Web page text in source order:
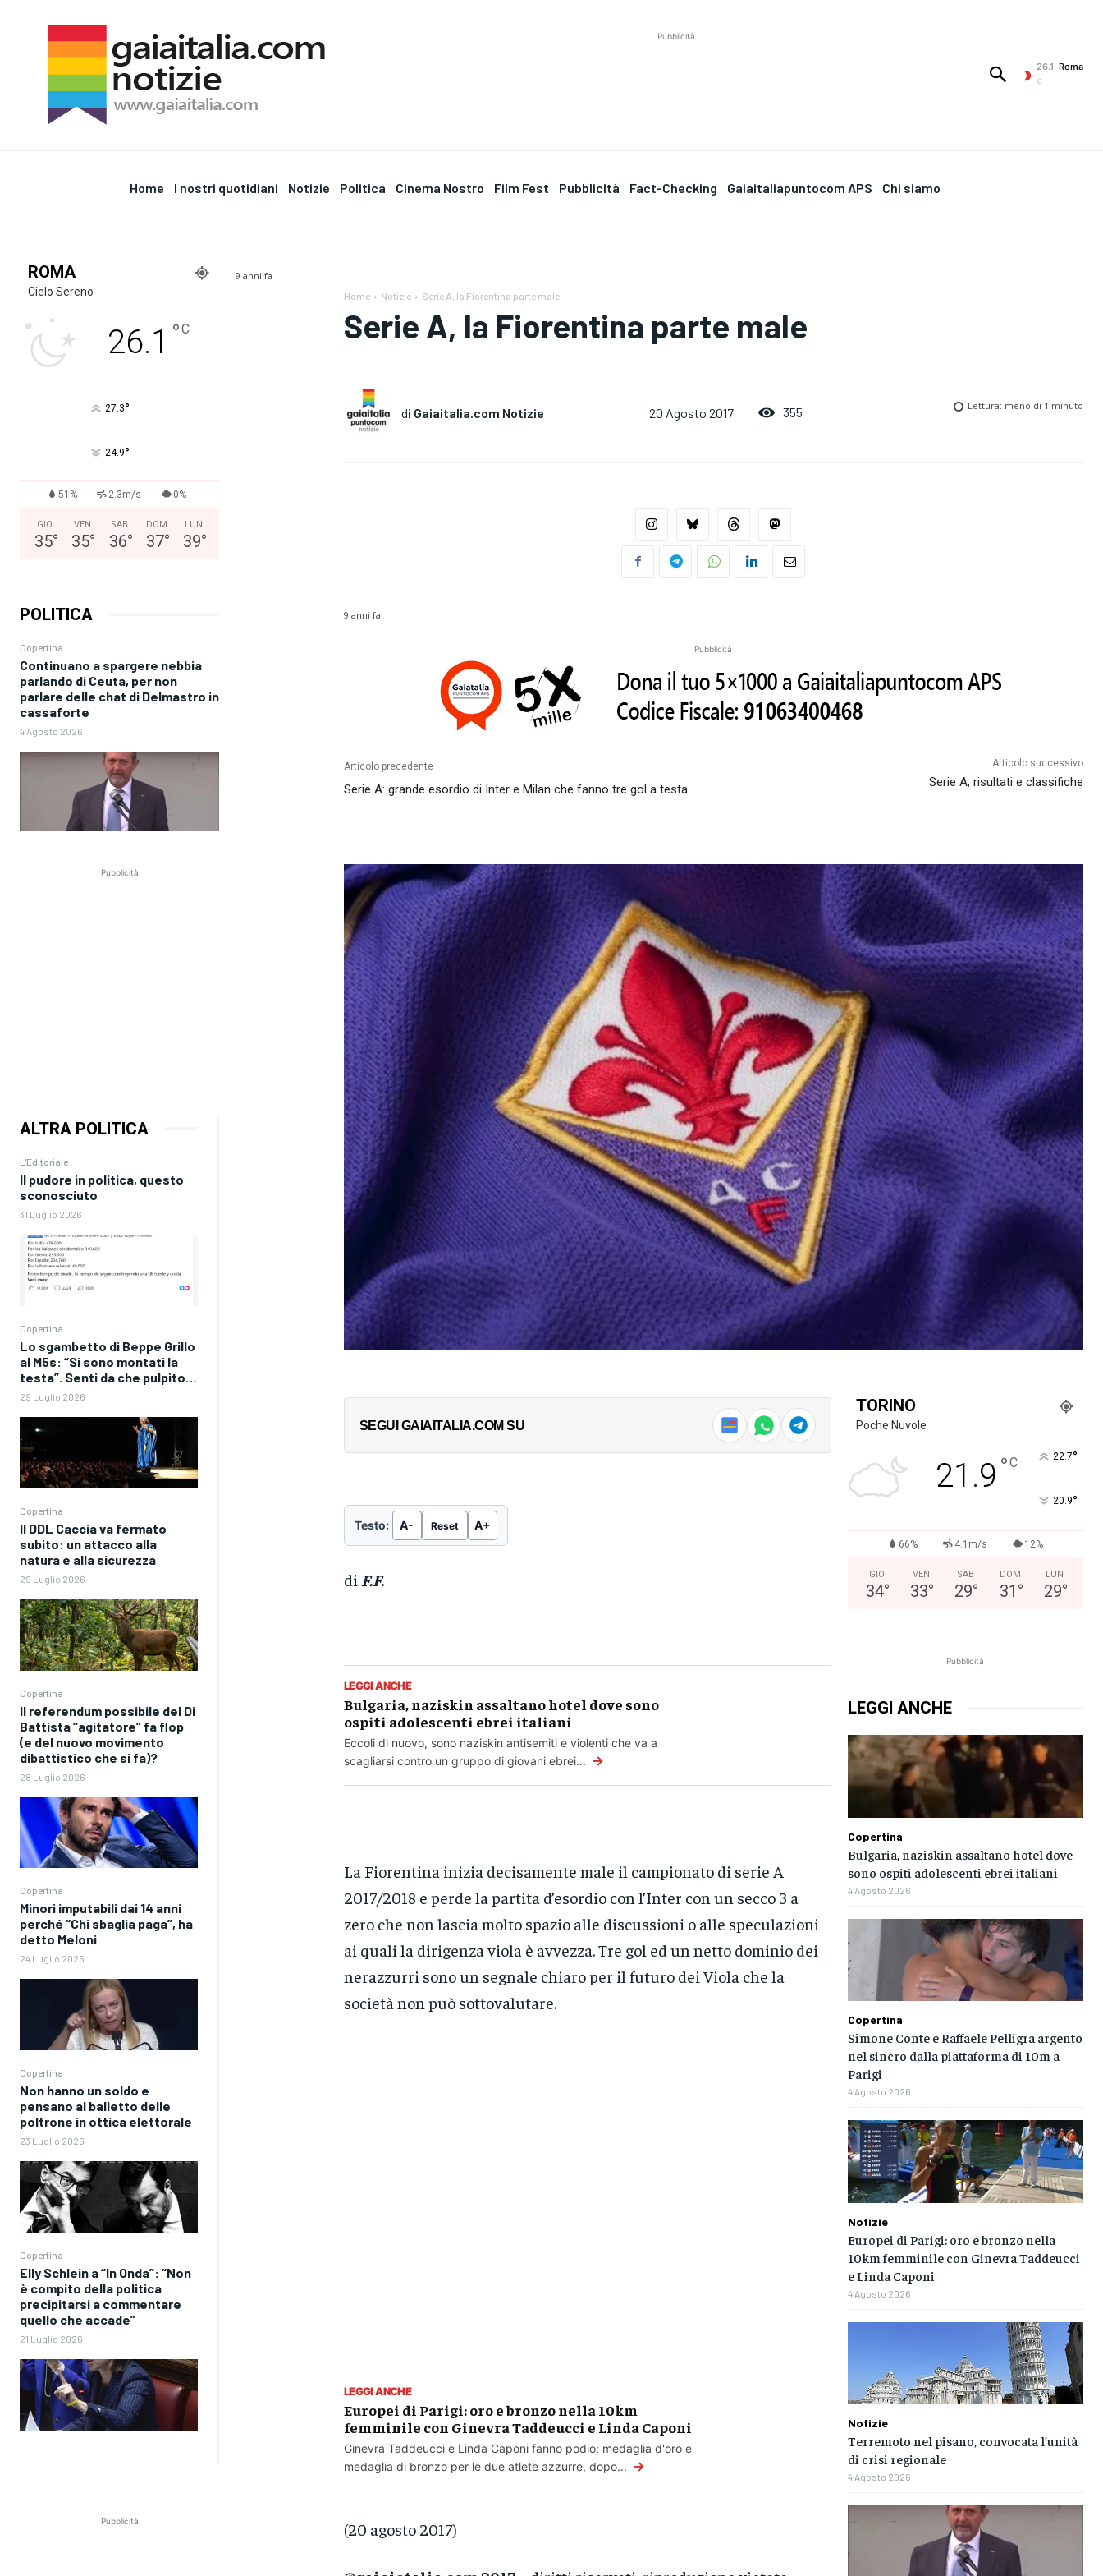
Pubblicità
26.1
C
Roma
Home I nostri quotidiani Notizie Politica Cinema Nostro Film Fest Pubblicità Fact-Checking Gaiaitaliapuntocom APS Chi siamo
ROMA
Cielo Sereno
26.1 °C
27.3°
24.9°
51% 2.3m/s 0%
GIO
35°
VEN
35°
SAB
36°
DOM
37°
LUN
39°
POLITICA
Copertina
Continuano a spargere nebbia
parlando di Ceuta, per non
parlare delle chat di Delmastro in
cassaforte
4 Agosto 2026
Pubblicità
ALTRA POLITICA
L'Editoriale
Il pudore in politica, questo
sconosciuto
31 Luglio 2026
Copertina
Lo sgambetto di Beppe Grillo
al M5s: “Si sono montati la
testa”. Senti da che pulpito…
29 Luglio 2026
Copertina
Il DDL Caccia va fermato
subito: un attacco alla
natura e alla sicurezza
29 Luglio 2026
Copertina
Il referendum possibile del Di
Battista “agitatore” fa flop
(e del nuovo movimento
dibattistico che si fa)?
28 Luglio 2026
Copertina
Minori imputabili dai 14 anni
perché “Chi sbaglia paga”, ha
detto Meloni
24 Luglio 2026
Copertina
Non hanno un soldo e
pensano al balletto delle
poltrone in ottica elettorale
23 Luglio 2026
Copertina
Elly Schlein a “In Onda”: “Non
è compito della politica
precipitarsi a commentare
quello che accade”
21 Luglio 2026
Pubblicità
9 anni fa
Home Notizie Serie A, la Fiorentina parte male
Serie A, la Fiorentina parte male
di Gaiaitalia.com Notizie 20 Agosto 2017 355 Lettura: meno di 1 minuto
9 anni fa
Pubblicità
Articolo precedente
Serie A: grande esordio di Inter e Milan che fanno tre gol a testa
Articolo successivo
Serie A, risultati e classifiche
SEGUI GAIAITALIA.COM SU
Testo: A- Reset A+
di F.F.
LEGGI ANCHE
Bulgaria, naziskin assaltano hotel dove sono
ospiti adolescenti ebrei italiani
Eccoli di nuovo, sono naziskin antisemiti e violenti che va a
scagliarsi contro un gruppo di giovani ebrei... →
La Fiorentina inizia decisamente male il campionato di serie A
2017/2018 e perde la partita d’esordio con l’Inter con un secco 3 a
zero che non lascia molto spazio alle discussioni o alle speculazioni
ai quali la dirigenza viola è avvezza. Tre gol ed un netto dominio dei
nerazzurri sono un segnale chiaro per il futuro dei Viola che la
società non può sottovalutare.
LEGGI ANCHE
Europei di Parigi: oro e bronzo nella 10km
femminile con Ginevra Taddeucci e Linda Caponi
Ginevra Taddeucci e Linda Caponi fanno podio: medaglia d'oro e
medaglia di bronzo per le due atlete azzurre, dopo... →
(20 agosto 2017)
TORINO
Poche Nuvole
21.9 °C 22.7°
20.9°
66% 4.1m/s 12%
GIO
34°
VEN
33°
SAB
29°
DOM
31 °
LUN
29°
Pubblicità
LEGGI ANCHE
Copertina
Bulgaria, naziskin assaltano hotel dove
sono ospiti adolescenti ebrei italiani
4 Agosto 2026
Copertina
Simone Conte e Raffaele Pelligra argento
nel sincro dalla piattaforma di 10m a
Parigi
4 Agosto 2026
Notizie
Europei di Parigi: oro e bronzo nella
10km femminile con Ginevra Taddeucci
e Linda Caponi
4 Agosto 2026
Notizie
Terremoto nel pisano, convocata l’unità
di crisi regionale
4 Agosto 2026